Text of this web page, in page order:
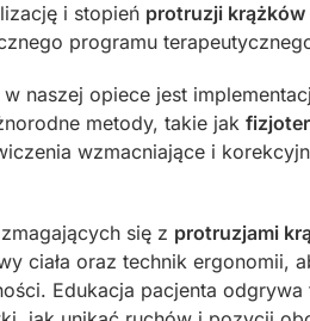
i stopień protruzji krążków
programu
naszej opiece jest
metody, takie jak
wzmacniające i
się z protruzjami
ciała oraz technik ergonomii,
Edukacja pacjenta